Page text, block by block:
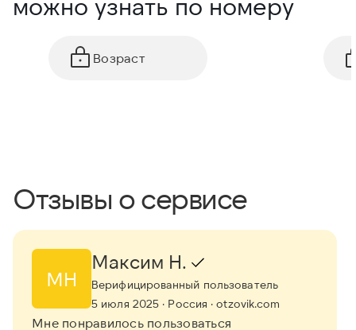
можно узнать по номеру
Возраст
Отзывы о сервисе
МН
Максим Н.
Верифицированный пользователь
5 июля 2025 · Россия · otzovik.com
Мне понравилось пользоваться